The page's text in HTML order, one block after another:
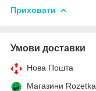
Приховати
Умови доставки
Нова Пошта
Магазини Rozetka